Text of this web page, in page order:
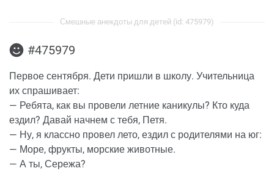
Смешные анекдоты для детей (id: 475979)
#475979
Первое сентября. Дети пришли в школу. Учительница
их спрашивает:
— Ребята, как вы провели летние каникулы? Кто куда
ездил? Давай начнем с тебя, Петя.
— Ну, я классно провел лето, ездил с родителями на юг:
— Море, фрукты, морские животные.
— А ты, Сережа?